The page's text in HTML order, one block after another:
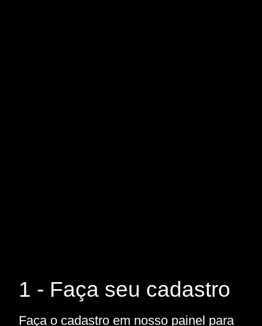
1 - Faça seu cadastro
Faça o cadastro em nosso painel para